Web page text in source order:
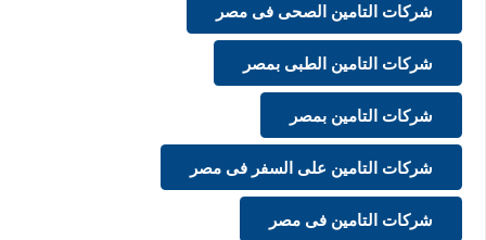
شركات التامين الصحى فى مصر
شركات التامين الطبى بمصر
شركات التامين بمصر
شركات التامين على السفر فى مصر
شركات التامين فى مصر